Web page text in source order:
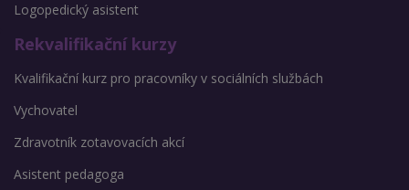
Logopedický asistent
Rekvalifikační kurzy
Kvalifikační kurz pro pracovníky v sociálních službách
Vychovatel
Zdravotník zotavovacích akcí
Asistent pedagoga